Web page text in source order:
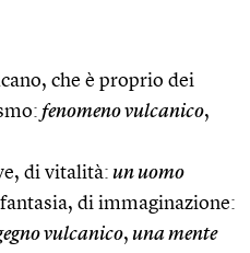
che è proprio dei
fenomeno vulcanico,
di vitalità: un uomo
di immaginazione:
vulcanico, una mente